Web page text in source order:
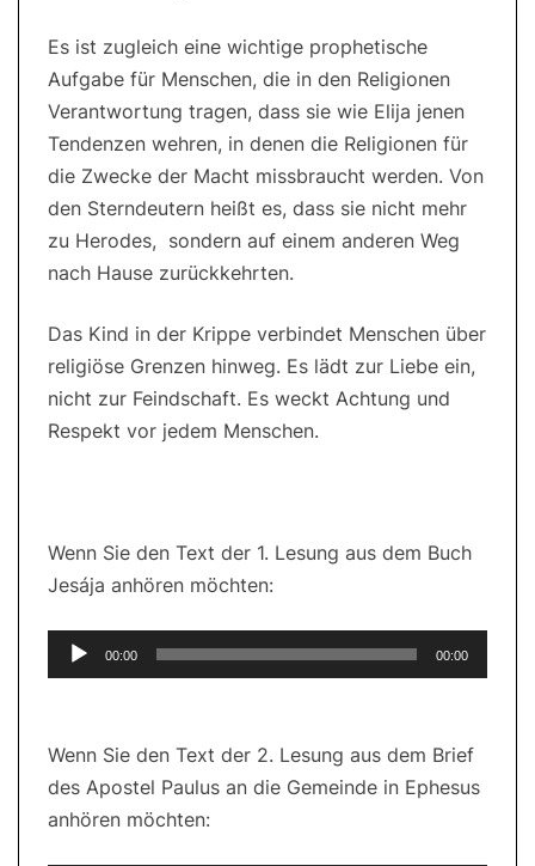
Es ist zugleich eine wichtige prophetische
Aufgabe für Menschen, die in den Religionen
Verantwortung tragen, dass sie wie Elija jenen
Tendenzen wehren, in denen die Religionen für
die Zwecke der Macht missbraucht werden. Von
den Sterndeutern heißt es, dass sie nicht mehr
zu Herodes, sondern auf einem anderen Weg
nach Hause zurückkehrten.
Das Kind in der Krippe verbindet Menschen über
religiöse Grenzen hinweg. Es lädt zur Liebe ein,
nicht zur Feindschaft. Es weckt Achtung und
Respekt vor jedem Menschen.
Wenn Sie den Text der 1. Lesung aus dem Buch
Jesája anhören möchten:
Audio-
Player
00:00 00:00
Wenn Sie den Text der 2. Lesung aus dem Brief
des Apostel Paulus an die Gemeinde in Ephesus
anhören möchten: